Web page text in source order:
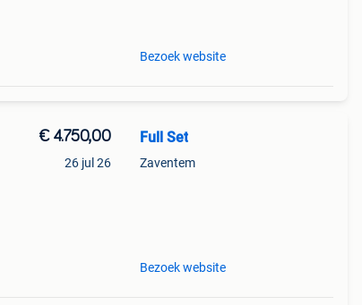
Bezoek website
€ 4.750,00
26 jul 26
Full Set
Zaventem
Bezoek website